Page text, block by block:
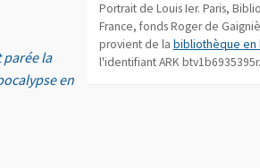
Portrait de Louis Ier. Paris,
France, fonds Roger de
provient de la bibliothèque en
l'identifiant ARK btv1b6935395r.
la
en